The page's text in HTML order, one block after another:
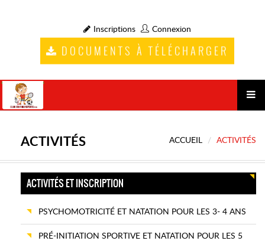
Inscriptions Connexion
DOCUMENTS À TÉLÉCHARGER
ACTIVITÉS ACCUEIL ACTIVITÉS
ACTIVITÉS ET INSCRIPTION
PSYCHOMOTRICITÉ ET NATATION POUR LES 3- 4 ANS
PRÉ-INITIATION SPORTIVE ET NATATION POUR LES 5